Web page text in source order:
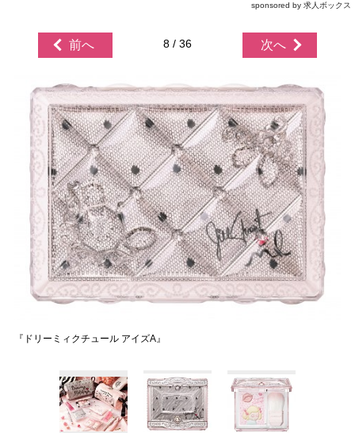
sponsored by 求人ボックス
前へ 8 / 36 次へ
『ドリーミィクチュール アイズA』